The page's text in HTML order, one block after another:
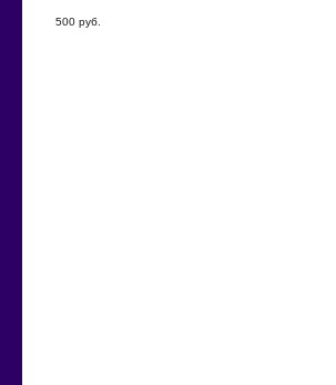
500 руб.